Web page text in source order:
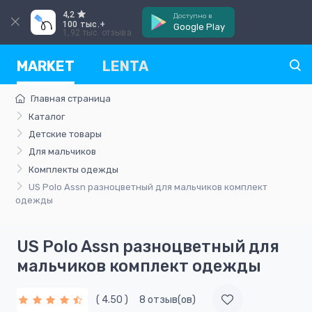
4,2
100 тыс.+
1,92 тыс. отзыва
Доступно в
Google Play
MARKET LENTA
Главная страница
Каталог
Детские товары
Для мальчиков
Комплекты одежды
US Polo Assn разноцветный для мальчиков комплект
одежды
US Polo Assn разноцветный для
мальчиков комплект одежды
( 4.50 ) 8 отзыв(ов)